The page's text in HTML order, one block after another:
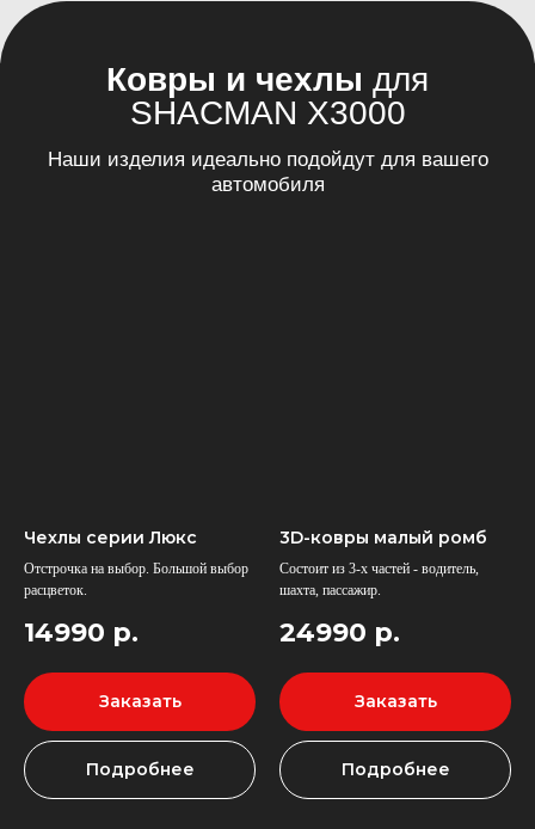
Чехлы серии Люкс
Отстрочка на выбор. Большой выбор
расцветок.
14990 р.
Заказать
Подробнее
3D-ковры малый ромб
Состоит из 3-х частей - водитель,
шахта, пассажир.
24990 р.
Заказать
Подробнее